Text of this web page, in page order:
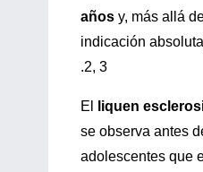
años y, más allá
indicación
.2, 3
El liquen
se observa antes
adolescentes que